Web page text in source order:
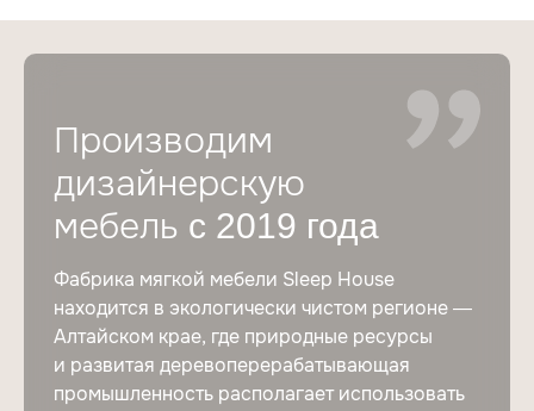
Производим
дизайнерскую
мебель с 2019 года
Фабрика мягкой мебели Sleep House
находится в экологически чистом регионе —
Алтайском крае, где природные ресурсы
и развитая деревоперерабатывающая
промышленность располагает использовать